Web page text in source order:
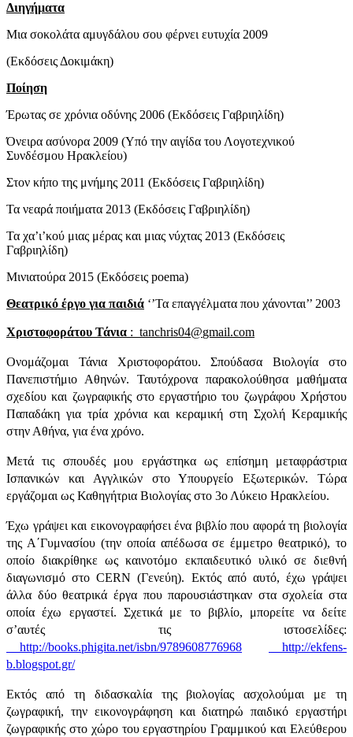
Διηγήματα
Μια σοκολάτα αμυγδάλου σου φέρνει ευτυχία 2009
(Εκδόσεις Δοκιμάκη)
Ποίηση
Έρωτας σε χρόνια οδύνης 2006 (Εκδόσεις Γαβριηλίδη)
Όνειρα ασύνορα 2009 (Υπό την αιγίδα του Λογοτεχνικού
Συνδέσμου Ηρακλείου)
Στον κήπο της μνήμης 2011 (Εκδόσεις Γαβριηλίδη)
Τα νεαρά ποιήματα 2013 (Εκδόσεις Γαβριηλίδη)
Τα χα’ι’κού μιας μέρας και μιας νύχτας 2013 (Εκδόσεις
Γαβριηλίδη)
Μινιατούρα 2015 (Εκδόσεις poema)
Θεατρικό έργο για παιδιά ‘’Τα επαγγέλματα που χάνονται’’ 2003
Xριστοφοράτου Τάνια : tanchris04@gmail.com
Ονομάζομαι Τάνια Χριστοφοράτου. Σπούδασα Βιολογία στο
Πανεπιστήμιο Αθηνών. Ταυτόχρονα παρακολούθησα μαθήματα
σχεδίου και ζωγραφικής στο εργαστήριο του ζωγράφου Χρήστου
Παπαδάκη για τρία χρόνια και κεραμική στη Σχολή Κεραμικής
στην Αθήνα, για ένα χρόνο.
Μετά τις σπουδές μου εργάστηκα ως επίσημη μεταφράστρια
Ισπανικών και Αγγλικών στο Υπουργείο Εξωτερικών. Τώρα
εργάζομαι ως Καθηγήτρια Βιολογίας στο 3ο Λύκειο Ηρακλείου.
Έχω γράψει και εικονογραφήσει ένα βιβλίο που αφορά τη βιολογία
της Α΄Γυμνασίου (την οποία απέδωσα σε έμμετρο θεατρικό), το
οποίο διακρίθηκε ως καινοτόμο εκπαιδευτικό υλικό σε διεθνή
διαγωνισμό στο CERN (Γενεύη). Εκτός από αυτό, έχω γράψει
άλλα δύο θεατρικά έργα που παρουσιάστηκαν στα σχολεία στα
οποία έχω εργαστεί. Σχετικά με το βιβλίο, μπορείτε να δείτε
σ’αυτές τις ιστοσελίδες:
http://books.phigita.net/isbn/9789608776968
http://ekfens-
b.blogspot.gr/
Εκτός από τη διδασκαλία της βιολογίας ασχολούμαι με τη
ζωγραφική, την εικονογράφηση και διατηρώ παιδικό εργαστήρι
ζωγραφικής στο χώρο του εργαστηρίου Γραμμικού και Ελεύθερου